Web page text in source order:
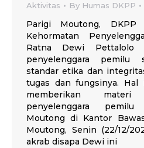
Aktivitas By Humas DKPP
Parigi Moutong,
Kehormatan
Ratna Dewi Pettalolo
penyelenggara pemilu
standar etika dan
tugas dan fungsinya. Hal
memberikan
penyelenggara
Moutong di Kantor
Moutong, Senin (22/12/
akrab disapa Dewi ini